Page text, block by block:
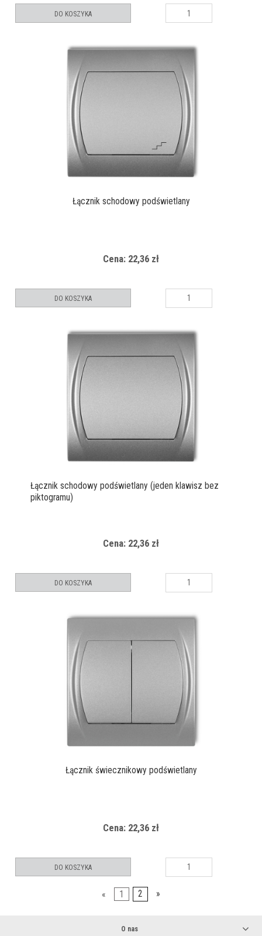
DO KOSZYKA
Łącznik schodowy podświetlany
Cena: 22,36 zł
DO KOSZYKA
Łącznik schodowy podświetlany (jeden klawisz bez
piktogramu)
Cena: 22,36 zł
DO KOSZYKA
Łącznik świecznikowy podświetlany
Cena: 22,36 zł
DO KOSZYKA
« 1 2 »
O nas